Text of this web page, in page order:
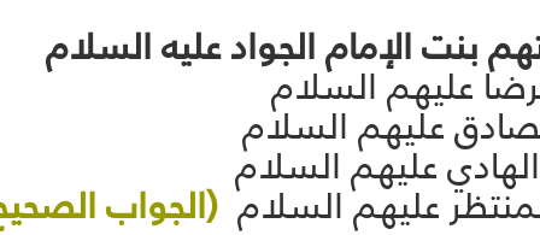
عليهم السلام
عليهم السلام
عليهم السلام
عليهم السلام (الجواب